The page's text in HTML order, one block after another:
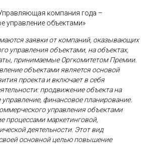
компания года –
управление объектами»
заявки от компаний, оказывающих
управления объектами, на объектах,
принимаемые Оргкомитетом Премии.
объектами является основой
проекта и включает в себя
продвижение объекта на
финансовое планирование.
управления объектами
процессами маркетинговой,
деятельности. Этот вид
основной целью повышение